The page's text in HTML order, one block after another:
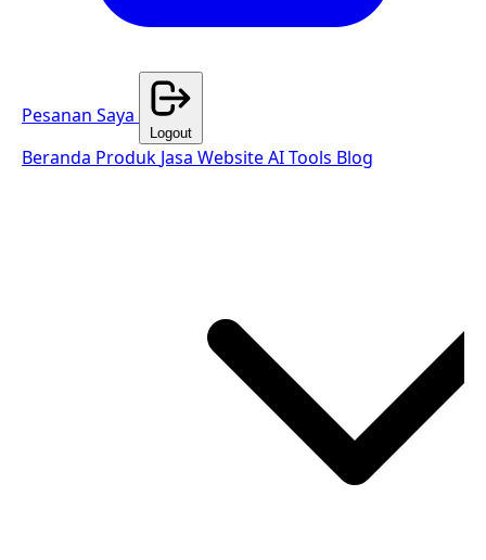
Pesanan Saya
Logout
Beranda Produk Jasa WebsiteAI Tools Blog